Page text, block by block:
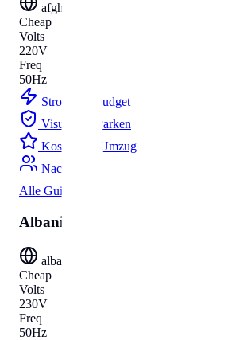
afghanistan
Cheap
Volts
220V
Freq
50Hz
Strom
Budget
Visum
Parken
Kosten
Umzug
Nachnamen
Alle Guides
Albanien
albania
Cheap
Volts
230V
Freq
50Hz